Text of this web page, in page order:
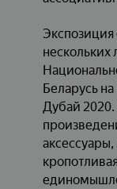
Экспозиция
нескольких
Беларусь
Дубай 2020.